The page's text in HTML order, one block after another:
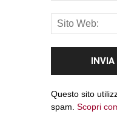
Questo sito
spam. Scopri